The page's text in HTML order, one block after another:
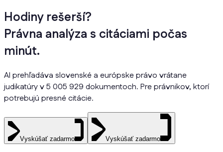
Hodiny rešerší?
Právna analýza s citáciami počas
minút.
AI prehľadáva slovenské a európske právo vrátane
judikatúry v 5 005 929 dokumentoch. Pre právnikov, ktorí
potrebujú presné citácie.
Vyskúšať zadarmo Vyskúšať zadarmo